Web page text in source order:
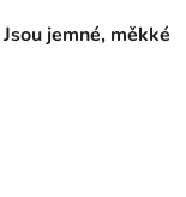
jemné, měkké